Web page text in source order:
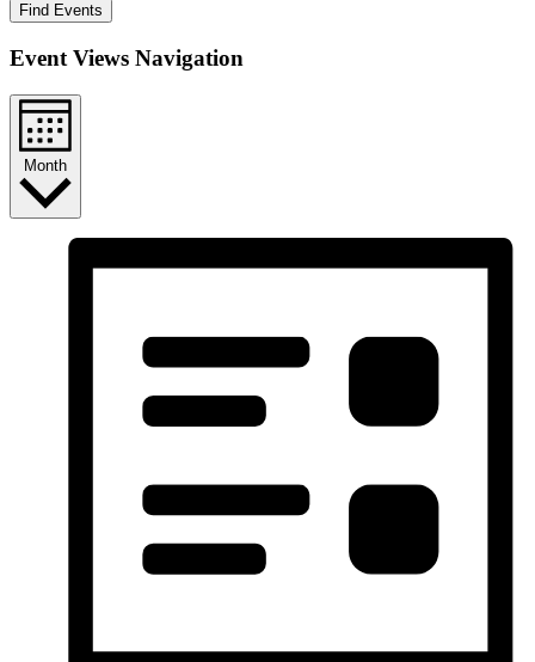
Find Events
Event Views Navigation
Month